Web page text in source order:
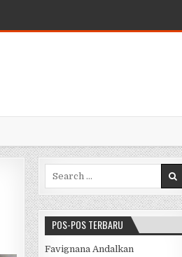
Search for:
POS-POS TERBARU
Favignana Andalkan